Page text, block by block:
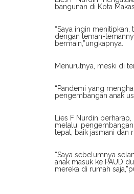
bangunan di Kota
“Saya ingin
dengan teman-
bermain,”ungkapnya.
Menurutnya, meski di
“Pandemi yang
pengembangan anak
Lies F Nurdin
melalui
tepat, baik jasmani dan
“Saya sebelumnya
anak masuk ke PAUD
mereka di rumah